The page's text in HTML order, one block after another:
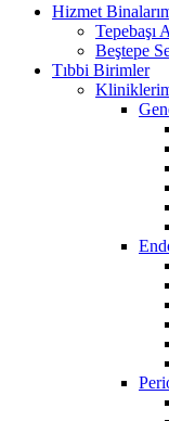
Hizmet
Tepebaşı
Beştepe
Tıbbi Birimler